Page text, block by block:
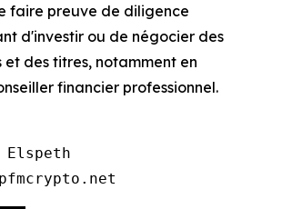
faire preuve de diligence
d'investir ou de négocier des
des titres, notamment en
financier professionnel.
Elspeth